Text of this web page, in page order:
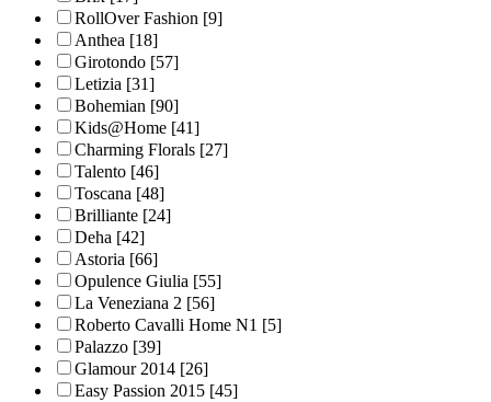
RollOver Fashion [9]
Anthea [18]
Girotondo [57]
Letizia [31]
Bohemian [90]
Kids@Home [41]
Charming Florals [27]
Talento [46]
Toscana [48]
Brilliante [24]
Deha [42]
Astoria [66]
Opulence Giulia [55]
La Veneziana 2 [56]
Roberto Cavalli Home N1 [5]
Palazzo [39]
Glamour 2014 [26]
Easy Passion 2015 [45]